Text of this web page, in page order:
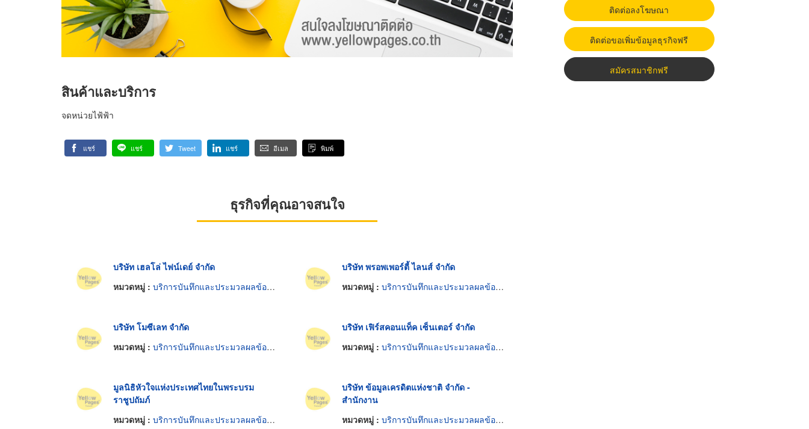
สินค้าและบริการ
จดหน่วยไฟ้ฟ้า
แชร์ แชร์ Tweet แชร์ อีเมล พิมพ์
ธุรกิจที่คุณอาจสนใจ
บริษัท เฮลโล่ ไฟน์เดย์ จำกัด
หมวดหมู่ : บริการบันทึกและประมวลผลข้อมูล
บริษัท พรอพเพอร์ตี้ ไลนส์ จำกัด
หมวดหมู่ : บริการบันทึกและประมวลผลข้อมูล
บริษัท โมซีเลท จำกัด
หมวดหมู่ : บริการบันทึกและประมวลผลข้อมูล
บริษัท เฟิร์สคอนแท็ค เซ็นเตอร์ จำกัด
หมวดหมู่ : บริการบันทึกและประมวลผลข้อมูล
มูลนิธิหัวใจแห่งประเทศไทยในพระบรม
ราชูปถัมภ์
หมวดหมู่ : บริการบันทึกและประมวลผลข้อมูล
บริษัท ข้อมูลเครดิตแห่งชาติ จำกัด -
สำนักงาน
หมวดหมู่ : บริการบันทึกและประมวลผลข้อมูล
ติดต่อลงโฆษณา
ติดต่อขอเพิ่มข้อมูลธุรกิจฟรี
สมัครสมาชิกฟรี